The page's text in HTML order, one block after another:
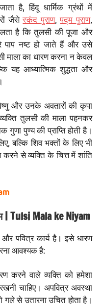
है, हिंदू धार्मिक ग्रंथों में
जैसेस्कंद पुराण,पद्म पुराण,
है कि तुलसी की पूजा और
पाप नष्ट हो जाते हैं और उसे
माला का धारण करना न केवल
यह आध्यात्मिक शुद्धता और
और उनके अवतारों की कृपा
तुलसी की माला पहनकर
पुण्य की प्राप्ति होती है।
बल्कि शिव भक्तों के लिए भी
करने से व्यक्ति के चित्त में शांति
| Tulsi Mala ke Niyam
पवित्र कार्य है। इसे धारण
आवश्यक है:
करने वाले व्यक्ति को हमेशा
चाहिए। अपवित्र अवस्था
से उतारना उचित होता है।